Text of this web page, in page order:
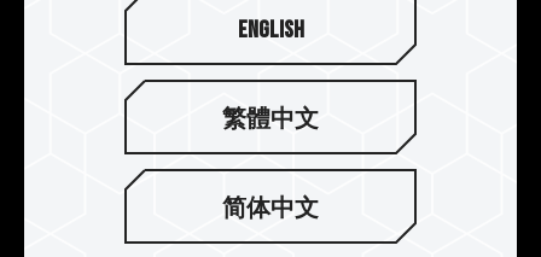
English
繁體中文
简体中文